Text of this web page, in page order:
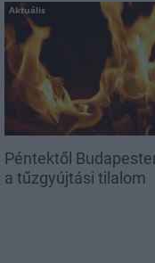
Aktuális
Péntektől
a tűzgyújtási tilalom